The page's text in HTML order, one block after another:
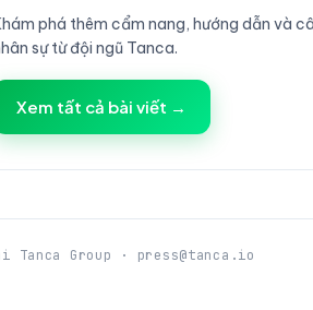
phá thêm cẩm nang, hướng dẫn và
sự từ đội ngũ Tanca.
Xem tất cả bài viết →
Group · press@tanca.io